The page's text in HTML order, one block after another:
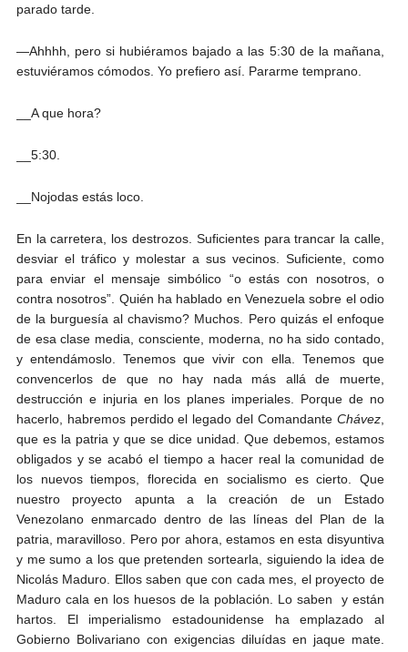
parado tarde.
—Ahhhh, pero si hubiéramos bajado a las 5:30 de la mañana,
estuviéramos cómodos. Yo prefiero así. Pararme temprano.
__A que hora?
__5:30.
__Nojodas estás loco.
En la carretera, los destrozos. Suficientes para trancar la calle,
desviar el tráfico y molestar a sus vecinos. Suficiente, como
para enviar el mensaje simbólico “o estás con nosotros, o
contra nosotros”. Quién ha hablado en Venezuela sobre el odio
de la burguesía al chavismo? Muchos. Pero quizás el enfoque
de esa clase media, consciente, moderna, no ha sido contado,
y entendámoslo. Tenemos que vivir con ella. Tenemos que
convencerlos de que no hay nada más allá de muerte,
destrucción e injuria en los planes imperiales. Porque de no
hacerlo, habremos perdido el legado del Comandante Chávez,
que es la patria y que se dice unidad. Que debemos, estamos
obligados y se acabó el tiempo a hacer real la comunidad de
los nuevos tiempos, florecida en socialismo es cierto. Que
nuestro proyecto apunta a la creación de un Estado
Venezolano enmarcado dentro de las líneas del Plan de la
patria, maravilloso. Pero por ahora, estamos en esta disyuntiva
y me sumo a los que pretenden sortearla, siguiendo la idea de
Nicolás Maduro. Ellos saben que con cada mes, el proyecto de
Maduro cala en los huesos de la población. Lo saben y están
hartos. El imperialismo estadounidense ha emplazado al
Gobierno Bolivariano con exigencias diluídas en jaque mate.